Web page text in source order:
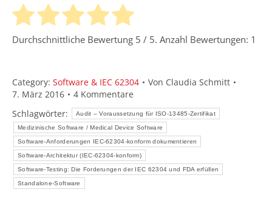
Durchschnittliche Bewertung 5 / 5. Anzahl Bewertungen: 1
Category: Software & IEC 62304 Von Claudia Schmitt
7. März 2016
4 Kommentare
Schlagwörter:
Audit – Voraussetzung für ISO-13485-Zertifikat
Medizinische Software / Medical Device Software
Software-Anforderungen IEC-62304-konform dokumentieren
Software-Architektur (IEC-62304-konform)
Software-Testing: Die Forderungen der IEC 62304 und FDA erfüllen
Standalone-Software